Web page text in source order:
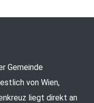
Gemeinde
von Wien,
liegt direkt an